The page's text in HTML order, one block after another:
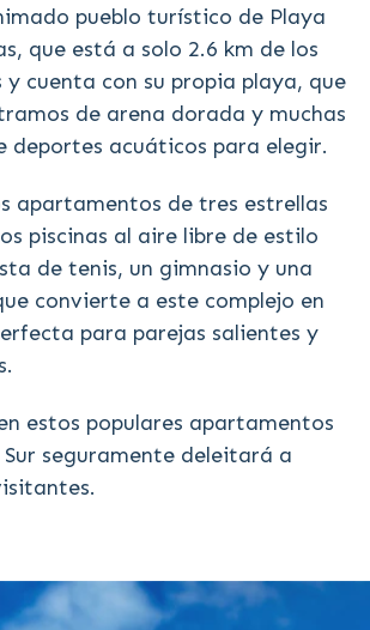
pueblo turístico de Playa
que está a solo 2.6 km de los
cuenta con su propia playa, que
de arena dorada y muchas
deportes acuáticos para elegir.
apartamentos de tres estrellas
piscinas al aire libre de estilo
de tenis, un gimnasio y una
convierte a este complejo en
para parejas salientes y
estos populares apartamentos
seguramente deleitará a